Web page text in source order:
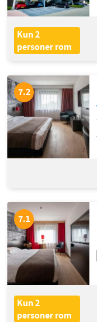
7.1
Kun 2
personer rom
7.2
Kun 2
personer rom